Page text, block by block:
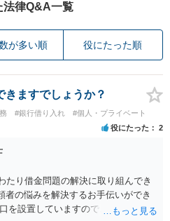
法律Q&A一覧
が多い順 役にたった順
きますでしょうか？
#銀行借り入れ #個人・プライベート
役にたった 2
たり借金問題の解決に取り組んでき
者の悩みを解決するお手伝いができ
を設置していますので、まずはご相